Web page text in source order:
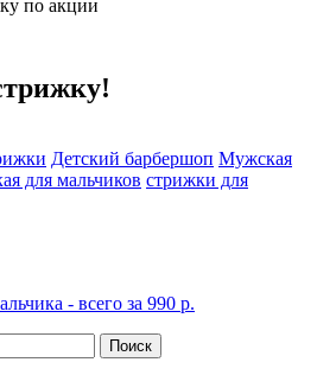
Детский барбершоп Мужская
для мальчиков стрижки для